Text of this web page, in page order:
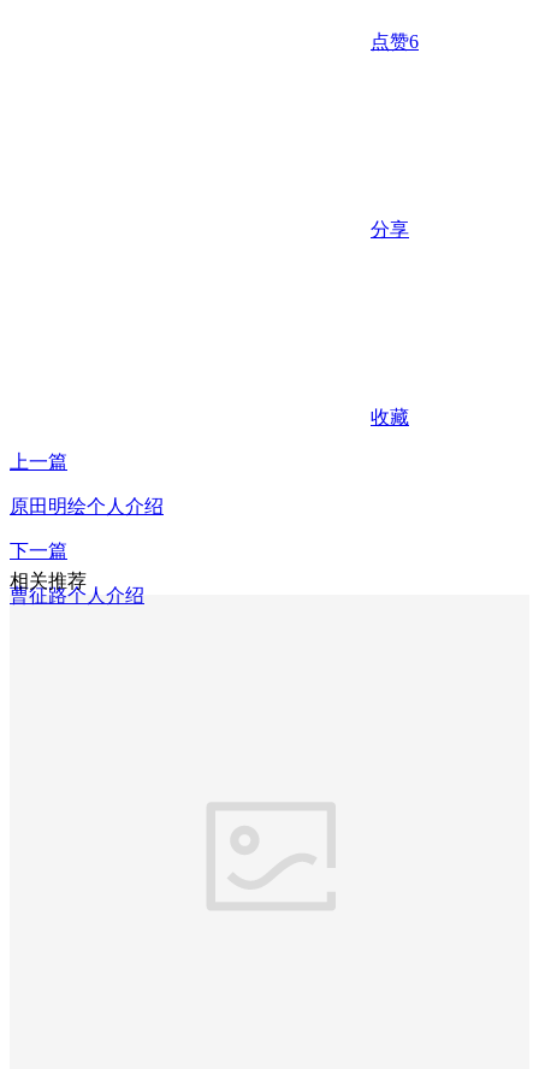
点赞6
分享
收藏
上一篇
原田明绘个人介绍
下一篇
曹征路个人介绍
相关推荐